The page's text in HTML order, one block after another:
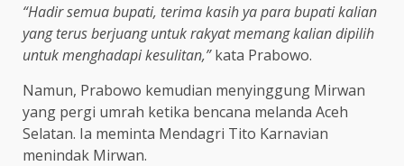
“Hadir semua bupati, terima kasih ya para bupati kalian
yang terus berjuang untuk rakyat memang kalian dipilih
untuk menghadapi kesulitan,”kata Prabowo.
Namun, Prabowo kemudian menyinggung Mirwan
yang pergi umrah ketika bencana melanda Aceh
Selatan. Ia meminta Mendagri Tito Karnavian
menindak Mirwan.